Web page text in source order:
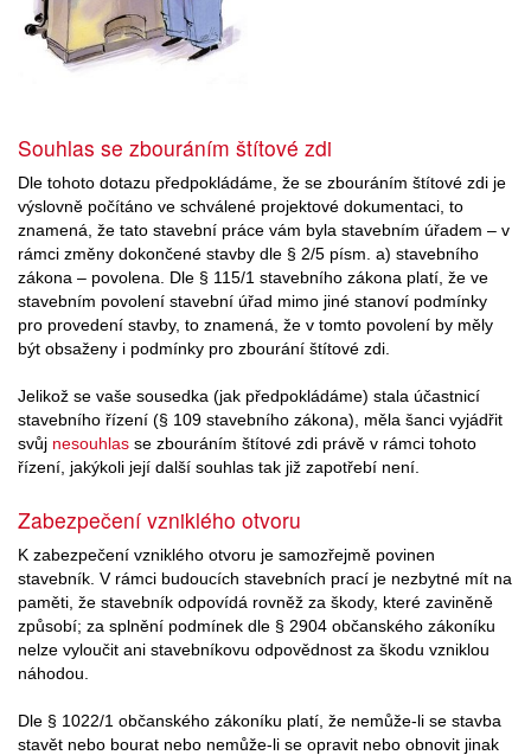
Souhlas se zbouráním štítové zdi
Dle tohoto dotazu předpokládáme, že se zbouráním štítové zdi je
výslovně počítáno ve schválené projektové dokumentaci, to
znamená, že tato stavební práce vám byla stavebním úřadem – v
rámci změny dokončené stavby dle § 2/5 písm. a) stavebního
zákona – povolena. Dle § 115/1 stavebního zákona platí, že ve
stavebním povolení stavební úřad mimo jiné stanoví podmínky
pro provedení stavby, to znamená, že v tomto povolení by měly
být obsaženy i podmínky pro zbourání štítové zdi.
Jelikož se vaše sousedka (jak předpokládáme) stala účastnicí
stavebního řízení (§ 109 stavebního zákona), měla šanci vyjádřit
svůj nesouhlas se zbouráním štítové zdi právě v rámci tohoto
řízení, jakýkoli její další souhlas tak již zapotřebí není.
Zabezpečení vzniklého otvoru
K zabezpečení vzniklého otvoru je samozřejmě povinen
stavebník. V rámci budoucích stavebních prací je nezbytné mít na
paměti, že stavebník odpovídá rovněž za škody, které zaviněně
způsobí; za splnění podmínek dle § 2904 občanského zákoníku
nelze vyloučit ani stavebníkovu odpovědnost za škodu vzniklou
náhodou.
Dle § 1022/1 občanského zákoníku platí, že nemůže-li se stavba
stavět nebo bourat nebo nemůže-li se opravit nebo obnovit jinak